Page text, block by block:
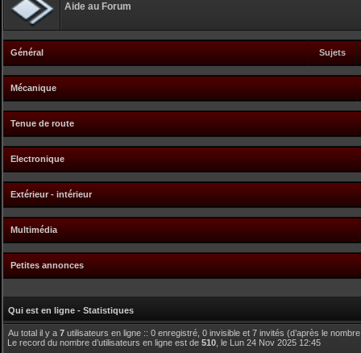
Aide au Forum
Général Sujets
Mécanique
Tenue de route
Electronique
Extérieur - intérieur
Multimédia
Petites annonces
Qui est en ligne - Statistiques
Au total il y a 7 utilisateurs en ligne :: 0 enregistré, 0 invisible et 7 invités (d’après le
Le record du nombre d’utilisateurs en ligne est de 510 , le Lun 24 Nov 2025 12:45